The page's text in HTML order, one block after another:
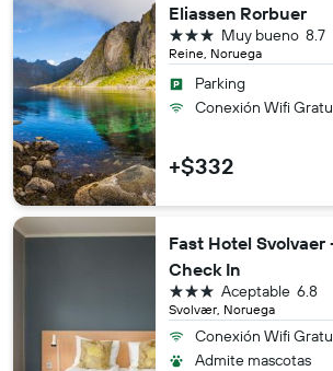
Eliassen Rorbuer
Reine, Noruega
8.7
Muy bueno
3 estrellas
Parking
Conexión Wifi
+$332
Fast Hotel Svolvaer
Check In
Svolvær, Noruega
6.8
Aceptable
3 estrellas
Conexión Wifi
Admite mascotas